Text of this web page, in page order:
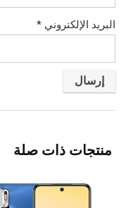
البريد الإلكتروني *
منتجات ذات صلة